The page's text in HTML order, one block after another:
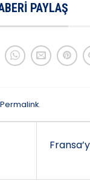
PAYLAŞ
Permalink.